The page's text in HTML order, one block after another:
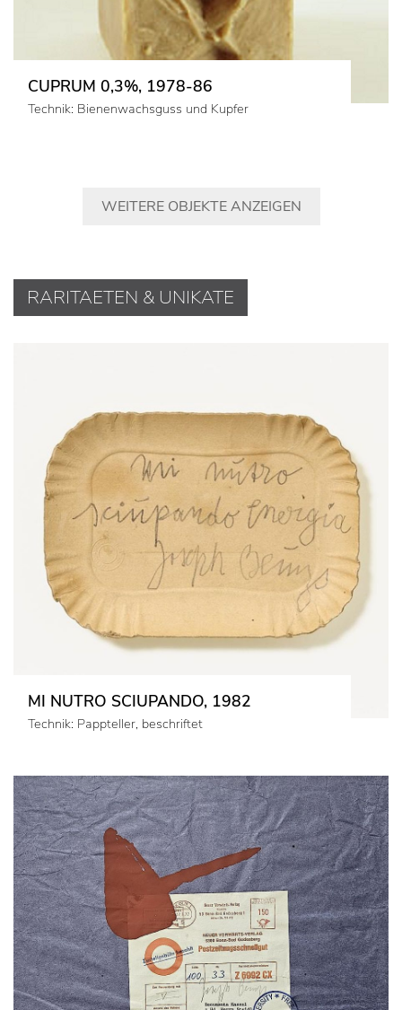
CUPRUM 0,3%, 1978-86
Technik: Bienenwachsguss und Kupfer
WEITERE OBJEKTE ANZEIGEN
RARITAETEN & UNIKATE
MI NUTRO SCIUPANDO, 1982
Technik: Pappteller, beschriftet